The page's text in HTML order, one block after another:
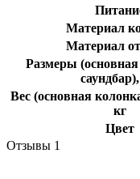
Материал
Материал
Размеры
Вес (основная
кг
Цвет
Отзывы 1